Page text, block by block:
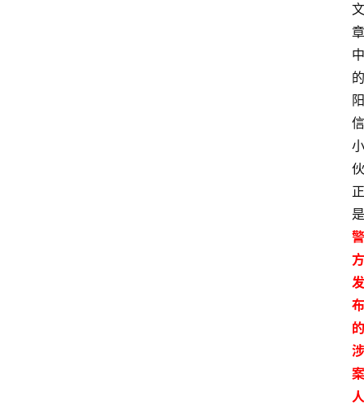
文
章
中
的
阳
信
小
伙
正
是
警
方
发
布
的
涉
案
人